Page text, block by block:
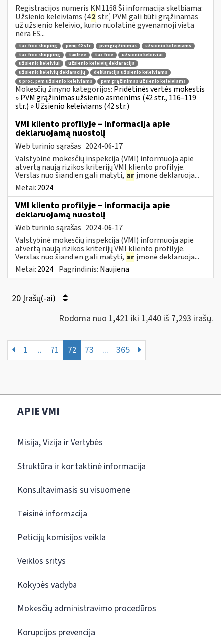
Registracijos numeris KM1168 Ši informacija skelbiama:
Užsienio keleiviams (42 str.) PVM gali būti grąžinamas
už užsienio keleivio, kurio nuolatinė gyvenamoji vieta
nėra ES...
tax free shoping pvmį 42 str pvm grąžinimas
užsienio keleiviams
tax free shopping
taxfree tax free
užsienio keleiviai
užsienio keleiviui
užsienio keleivių deklaracija
užsienio keleivių deklaracijų
deklaracija užsienio keleiviams
0 proc. pvm užsienio keleiviams
pvm grąžinimas užsienio keleiviams
Mokesčių žinyno kategorijos: Pridėtinės vertės mokestis
» PVM grąžinimas užsienio asmenims (42 str., 116–119
str.) » Užsienio keleiviams (42 str.)
VMI kliento profilyje – informacija apie
deklaruojamą nuostolį
Web turinio sąrašas 2024-06-17
Valstybinė mokesčių inspekcija (VMI) informuoja apie
atvertą naują rizikos kriterijų VMI kliento profilyje.
Verslas nuo šiandien gali matyti, ar įmonė deklaruoja...
Metai: 2024
VMI kliento profilyje – informacija apie
deklaruojamą nuostolį
Web turinio sąrašas 2024-06-17
Valstybinė mokesčių inspekcija (VMI) informuoja apie
atvertą naują rizikos kriterijų VMI kliento profilyje.
Verslas nuo šiandien gali matyti, ar įmonė deklaruoja...
Metai: 2024 Pagrindinis: Naujiena
20 Įrašų(-ai)
Rodoma nuo 1,421 iki 1,440 iš 7,293 irašų.
1 ... 71 72 73 ... 365
APIE VMI
Misija, Vizija ir Vertybės
Struktūra ir kontaktinė informacija
Konsultavimasis su visuomene
Teisinė informacija
Peticijų komisijos veikla
Veiklos sritys
Kokybės vadyba
Mokesčių administravimo procedūros
Korupcijos prevencija